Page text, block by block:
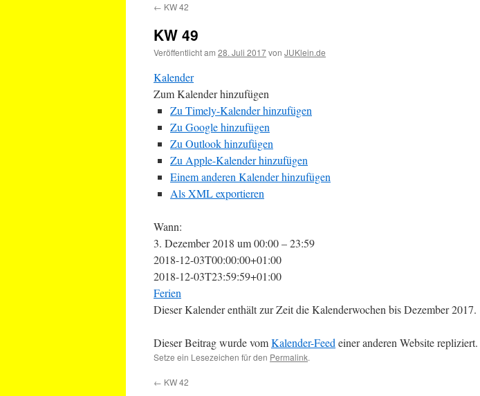
← KW 42
KW 49
Veröffentlicht am 28. Juli 2017von JUKlein.de
Kalender
Zum Kalender hinzufügen
Zu Timely-Kalender hinzufügen
Zu Google hinzufügen
Zu Outlook hinzufügen
Zu Apple-Kalender hinzufügen
Einem anderen Kalender hinzufügen
Als XML exportieren
Wann:
3. Dezember 2018 um 00:00 – 23:59
2018-12-03T00:00:00+01:00
2018-12-03T23:59:59+01:00
Ferien
Dieser Kalender enthält zur Zeit die Kalenderwochen bis Dezember 2017.
Dieser Beitrag wurde vomKalender-Feed einer anderen Website repliziert.
Setze ein Lesezeichen für den Permalink.
← KW 42